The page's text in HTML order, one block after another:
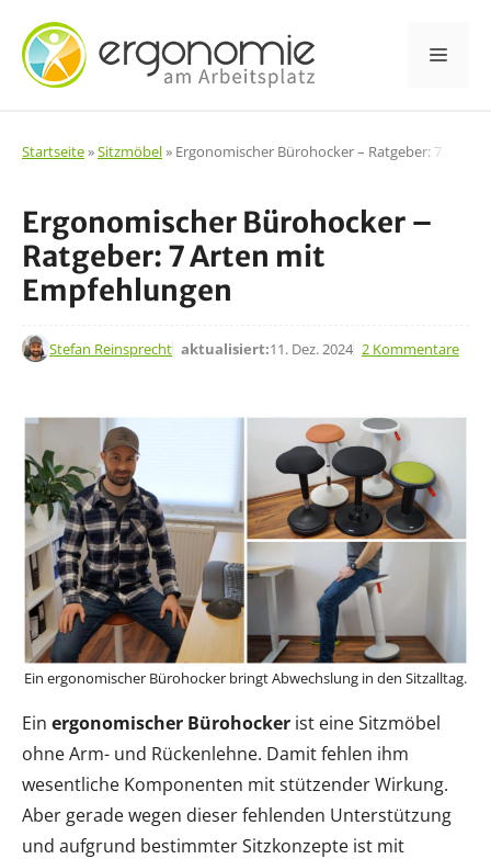
Inhalt
springen
Startseite»Sitzmöbel» Ergonomischer Bürohocker – Ratgeber: 7 Arten
Ergonomischer Bürohocker –
Ratgeber: 7 Arten mit
Empfehlungen
Stefan Reinsprecht aktualisiert:11. Dez. 2024
10. Dez. 2020 2 Kommentare
Ein ergonomischer Bürohocker bringt Abwechslung in den Sitzalltag.
Ein ergonomischer Bürohocker ist eine Sitzmöbel
ohne Arm- und Rückenlehne. Damit fehlen ihm
wesentliche Komponenten mit stützender Wirkung.
Aber gerade wegen dieser fehlenden Unterstützung
und aufgrund bestimmter Sitzkonzepte ist mit